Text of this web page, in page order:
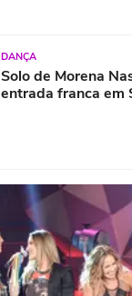
DANÇA
Solo de Morena
entrada franca em